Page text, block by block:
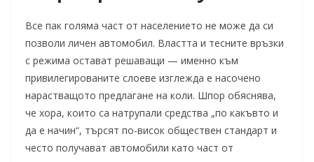
Все пак голяма част от населението не може да си
позволи личен автомобил. Властта и тесните връзки
с режима остават решаващи — именно към
привилегированите слоеве изглежда е насочено
нарастващото предлагане на коли. Шпор обяснява,
че хора, които са натрупали средства „по какъвто и
да е начин“, търсят по-висок обществен стандарт и
често получават автомобили като част от